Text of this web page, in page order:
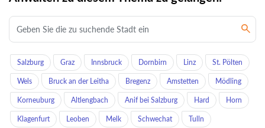
Salzburg Graz Innsbruck Dornbirn Linz St. Pölten
Wels Bruck an der Leitha Bregenz Amstetten Mödling
Korneuburg Altlengbach Anif bei Salzburg Hard Horn
Klagenfurt Leoben Melk Schwechat Tulln